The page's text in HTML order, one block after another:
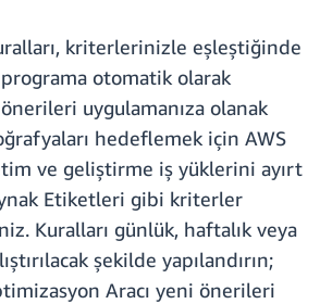
kriterlerinizle eşleştiğinde
otomatik olarak
uygulamanıza olanak
hedeflemek için AWS
ve geliştirme iş yüklerini ayırt
Etiketleri gibi kriterler
Kuralları günlük, haftalık veya
şekilde yapılandırın;
Aracı yeni önerileri